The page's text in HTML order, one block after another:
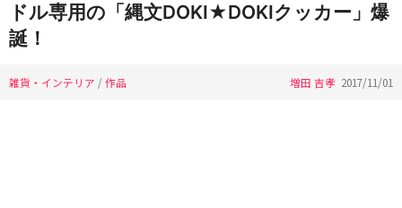
ドル専用の「縄文DOKI★DOKIクッカー」爆
誕！
雑貨・インテリア /作品 増田 吉孝 2017/11/01